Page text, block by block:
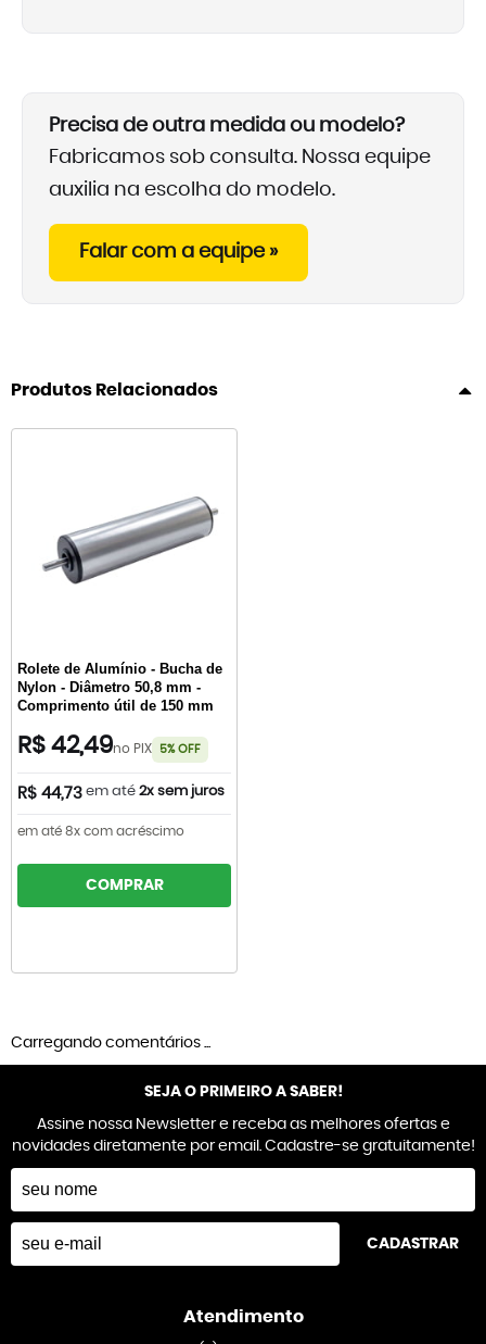
Precisa de outra medida ou modelo?
Fabricamos sob consulta. Nossa equipe
auxilia na escolha do modelo.
Falar com a equipe »
Produtos Relacionados
Rolete de Alumínio - Bucha de
Nylon - Diâmetro 50,8 mm -
Comprimento útil de 150 mm
R$ 42,49no PIX 5% OFF
R$ 44,73 em até 2x sem juros
em até 8x com acréscimo
COMPRAR
Carregando comentários ...
SEJA O PRIMEIRO A SABER!
Assine nossa Newsletter e receba as melhores ofertas e
novidades diretamente por email. Cadastre-se gratuitamente!
CADASTRAR
Atendimento